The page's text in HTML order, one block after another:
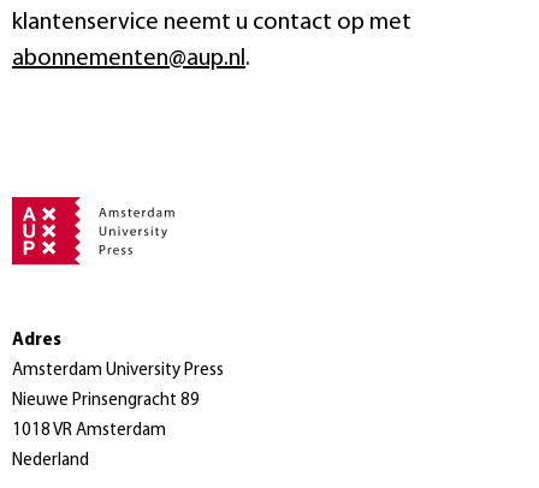
klantenservice neemt u contact op met
abonnementen@aup.nl .
Adres
Amsterdam University Press
Nieuwe Prinsengracht 89
1018 VR Amsterdam
Nederland